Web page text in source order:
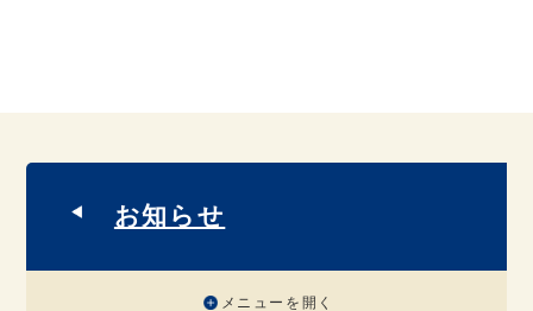
お知らせ
メニューを開く